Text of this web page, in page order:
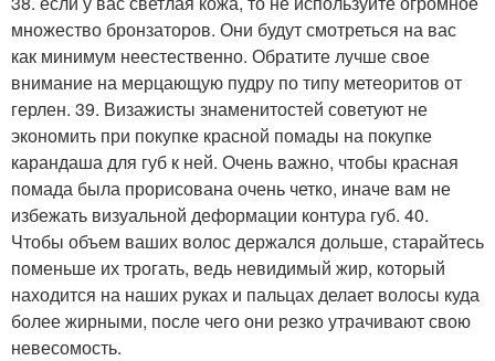
множество бронзаторов. Они будут смотреться на вас
как минимум неестественно. Обратите лучше свое
внимание на мерцающую пудру по типу метеоритов от
герлен. 39. Визажисты знаменитостей советуют не
экономить при покупке красной помады на покупке
карандаша для губ к ней. Очень важно, чтобы красная
помада была прорисована очень четко, иначе вам не
избежать визуальной деформации контура губ. 40.
Чтобы объем ваших волос держался дольше, старайтесь
поменьше их трогать, ведь невидимый жир, который
находится на наших руках и пальцах делает волосы куда
более жирными, после чего они резко утрачивают свою
невесомость.